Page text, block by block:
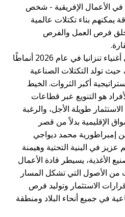
الإفريقية - شخص
بناء تكتلات عالمية
فرص العمل والفرص
يعكس تركيز الثروة بين أغنى أغنياء تنزانيا في عام 2026 أنماطًا
التكتلات الصناعية
أكبر الثروات. الخيط
هو التنويع عبر قطاعات
طويلة الأجل، والرغبة
بدلاً من قصر
محمد ديواجي
في البنية التحتية وهيمنة
يسيطر قادة الأعمال
الأصول التي تشكل المسار
الاستثمار وتوليد فرص
جميع أنحاء البلاد ومنطقة